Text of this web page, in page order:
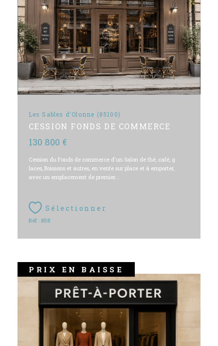
Les Sables d'Olonne (85100)
CESSION FONDS DE COMMERCE
130 800 €
Cession du Fonds de commerce d'un Salon de thé, café, g
laces, Boissons et autres, en vente sur place et à emporter,
avec un emplacement de premier...
Sélectionner
Réf : 858
PRIX EN BAISSE